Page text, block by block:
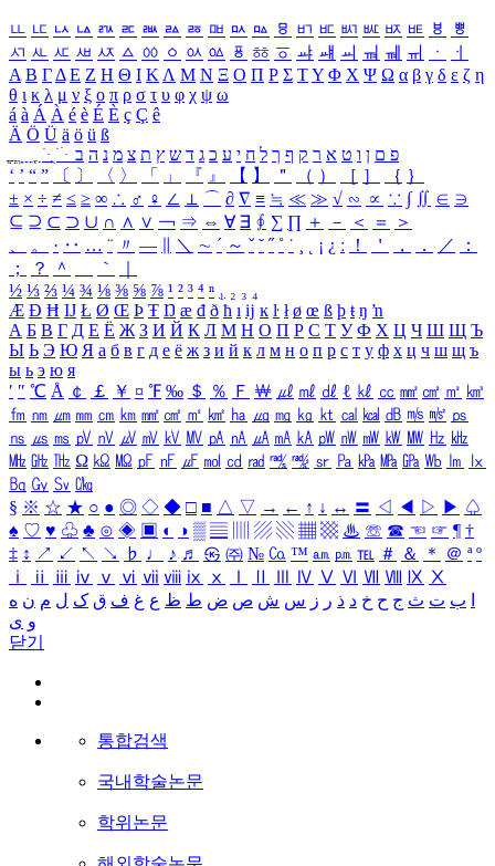
ㅥ ㅦ ㅧ ㅨ ㅩ ㅪ ㅫ ㅬ ㅭ ㅮ ㅯ ㅰ ㅱ ㅲ ㅳ ㅴ ㅵ ㅶ ㅷ ㅸ
ㅹ
ㅺ ㅻ ㅼ ㅽ ㅾ ㅿ ㆀ ㆁ ㆂ ㆃ ㆄ ㆅ ㆆ ㆇ ㆈ ㆉ ㆊ ㆋ ㆌ ㆍ
ㆎ
Α Β ΓΔ Ε Ζ Η Θ Ι ΚΛ Μ Ν Ξ Ο Π Ρ Σ ΤΥ Φ Χ Ψ Ω α β γ δ ε ζ η
θ ι κ λ μ ν ξ ο π ρ σ τ υ φ χ ψ ω
á à Á À é è É È ç Ç ê
Ä Ö Ü ä ö ü ß
ִֶֹ ֻּ ׁׂ פ ם ן ו ט א ר ק ף ך ל ח י ע כ ג ד ש ץ ת צ מ נ ה ב
‘ ’ “ ” 〔 〕 〈 〉 「 」 『 』 【 】 ＂ （ ） ［ ］ ｛ ｝
± × ÷ ≠ ≤ ≥ ∞ ∴ ♂ ♀ ∠ ⊥ ⌒ ∂ ∇ ≡ ≒ ≪ ≫ √ ∽ ∝ ∵ ∫ ∬ ∈ ∋
⊆ ⊇ ⊂ ⊃ ∪ ∩ ∧ ∨ ￢ ⇒ ⇔ ∀ ∃ ∮ ∑ ∏ ＋ － ＜ ＝
＞
、
。 · ‥ … ¨ 〃 ― ＼ ∼ ´ ～ ˇ ˘ ˝ ˚ ˙ ¸ ¡ ¿ ː ！ ＇ ， ． ／
：
；
？ ＾ ｀
½ ⅓ ⅔ ¼ ¾ ⅛ ⅜ ⅝ ⅞ ¹ ² ³ ⁴ ⁿ ₁ ₂ ₃ ₄
Æ Ð Ħ Ĳ Ł Ø Œ Þ Ŧ Ŋ æ đ ð ħ ı ĳ ĸ ŀ ł ø œ ß þ ŧ ŋ ŉ
А Б В Г Д Е Ё Ж З И Й К Л М Н О П Р С Т У Ф Х Ц Ч Ш Щ Ъ
Ы Ь Э Ю Я а б в г д е ё ж з и й к л м н о п р с т у ф х ц ч ш щ ъ
ы ь э ю я
′ ″ ℃ Å ￠ ￡ ￥ ¤ ℉ ‰ ＄ ％ Ｆ ￦ ㎕ ㎖ ㎗ ℓ ㎘ ㏄ ㎣ ㎤ ㎥ ㎦
㎙ ㎚ ㎛ ㎜ ㎝ ㎞ ㎟ ㎠ ㎡ ㎢ ㏊ ㎍ ㎎ ㎏ ㏏ ㎈ ㎉ ㏈ ㎧ ㎨ ㎰
㎱ ㎲ ㎳ ㎴ ㎵ ㎶ ㎷ ㎸ ㎹ ㎀ ㎁ ㎂ ㎃ ㎄ ㎺ ㎻ ㎽ ㎾ ㎿ ㎐ ㎑
㎒ ㎓ ㎔ Ω ㏀ ㏁ ㎊ ㎋ ㎌ ㏖ ㏅ ㎭ ㎮ ㎯ ㏛ ㎩ ㎪ ㎫ ㎬ ㏝ ㏐
㏓
㏃ ㏉ ㏜ ㏆
§ ※ ☆ ★ ○ ● ◎ ◇ ◆ □ ■ △ ▽ → ← ↑ ↓ ↔ 〓 ◁ ◀ ▷ ▶ ♤
♠ ♡ ♥ ♧ ♣ ⊙ ◈ ▣ ◐ ◑ ▒ ▤ ▨ ▧ ▦ ▩ ♨ ☏ ☎ ☜ ☞ ¶ †
‡ ↕ ↗ ↙ ↖ ↘ ♭ ♩ ♪ ♬ ㉿ ㈜ № ㏇ ™ ㏂ ㏘ ℡ ＃ ＆ ＊ ＠ ª º
ⅰ
ⅱ ⅲ ⅳ ⅴ ⅵ ⅶ ⅷ ⅸ ⅹ Ⅳ Ⅴ Ⅵ Ⅶ Ⅷ Ⅸ Ⅹ
ب ت ث ج ح خ د ذ ر ز س ش ص ض ط ظ ع غ ف ق ک ل م ن ه
و ی
닫기
통합검색
국내학술논문
학위논문